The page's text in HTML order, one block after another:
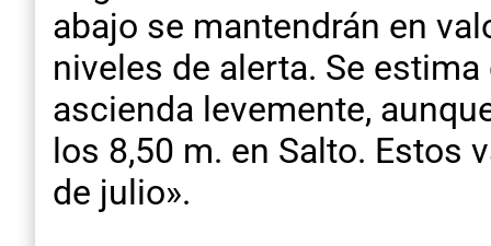
abajo se mantendrán en
niveles de alerta. Se
ascienda levemente,
los 8,50 m. en Salto. Estos
de julio».